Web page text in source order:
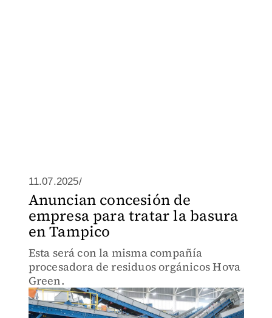
11.07.2025/
Anuncian concesión de
empresa para tratar la basura
en Tampico
Esta será con la misma compañía
procesadora de residuos orgánicos Hova
Green.